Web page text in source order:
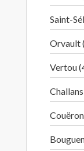
Saint-
Orvault
Vertou